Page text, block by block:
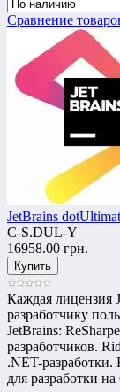
Сравнение
JetBrains
C-S.DUL-Y
16958.00 грн.
Каждая лицензия
разработчику
JetBrains:
разработчиков.
.NET-
для разработки